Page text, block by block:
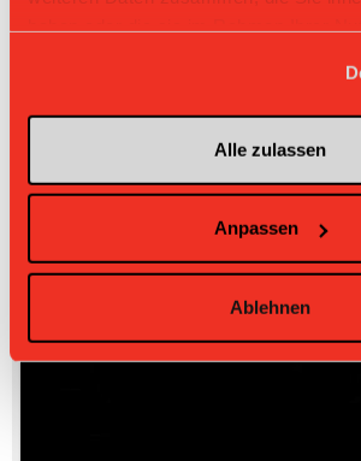
Alle zulassen
Anpassen
Ablehnen